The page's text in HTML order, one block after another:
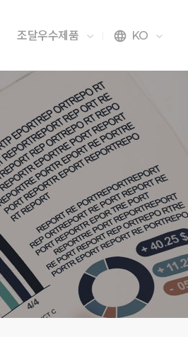
조달우수제품 language KO